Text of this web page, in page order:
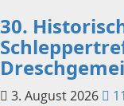
30.
3. August 2026